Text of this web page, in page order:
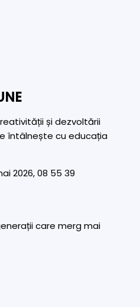
și dezvoltării
întâlnește cu educația
care merg mai